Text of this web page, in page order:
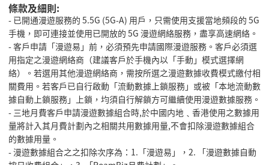
條款及細則:
- 已開通漫遊服務的 5.5G (5G-A) 用戶，只需使用支援當地頻段的 5G
手機，即可連接並使用已開放的 5G 漫遊網絡服務，盡享高速網絡。
- 客戶申請「漫遊易」前，必須預先申請國際漫遊服務。客戶必須選
用指定之漫遊網絡商（建議客戶於手機內以「手動」模式選擇網
絡）。若選用其他漫遊網絡商，需按所選之漫遊數據收費模式繳付相
關費用。若客戶已自行啟動「流動數據上鎖服務」或被「本地流動數
據自動上鎖服務」上鎖，均須自行解鎖方可繼續使用漫遊數據服務。
- 三地月費客戶申請漫遊數據組合時,於中國内地﹑香港使用之數據用
量將計入其月費計劃內之相關共用數據用量,不會扣除漫遊數據組合
的數據用量。
- 漫遊數據組合之之扣除次序為：1.「漫遊易」，2. 「漫遊數據自動